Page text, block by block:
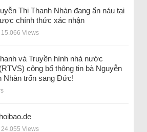
Thị Thanh Nhàn đang ẩn náu tại
chính thức xác nhận
15.066 Views
và Truyền hình nhà nước
công bố thông tin bà Nguyễn
Nhàn trốn sang Đức!
24.055 Views